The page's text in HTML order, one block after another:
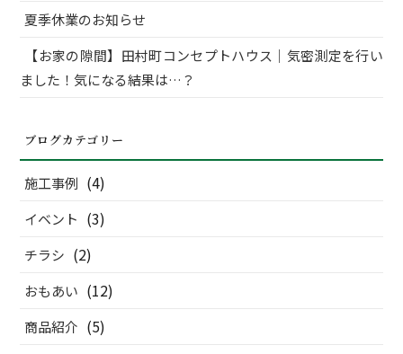
夏季休業のお知らせ
【お家の隙間】田村町コンセプトハウス｜気密測定を行い
ました！気になる結果は…？
ブログカテゴリー
施工事例 (4)
イベント (3)
チラシ (2)
おもあい (12)
商品紹介 (5)